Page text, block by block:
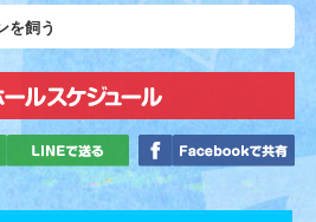
を飼う